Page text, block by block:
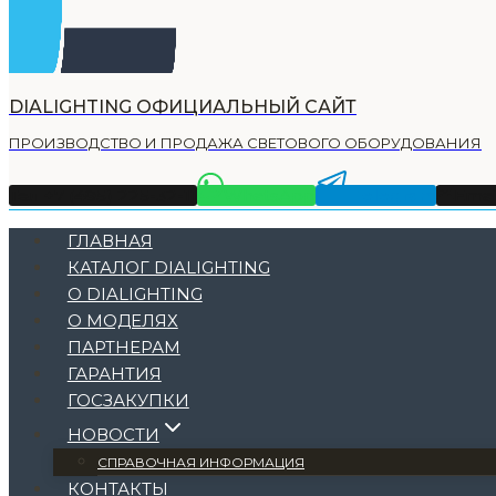
DIALIGHTING ОФИЦИАЛЬНЫЙ САЙТ
ПРОИЗВОДСТВО И ПРОДАЖА СВЕТОВОГО ОБОРУДОВАНИЯ
ГЛАВНАЯ
КАТАЛОГ DIALIGHTING
О DIALIGHTING
О МОДЕЛЯХ
ПАРТНЕРАМ
ГАРАНТИЯ
ГОСЗАКУПКИ
НОВОСТИ
СПРАВОЧНАЯ ИНФОРМАЦИЯ
КОНТАКТЫ